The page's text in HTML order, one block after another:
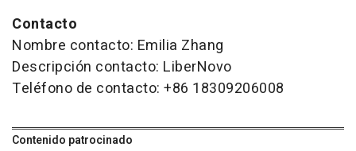
Contacto
Nombre contacto: Emilia Zhang
Descripción contacto: LiberNovo
Teléfono de contacto: +86 18309206008
Contenido patrocinado